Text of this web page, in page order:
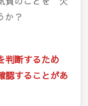
か？
判断するため
認することがあ